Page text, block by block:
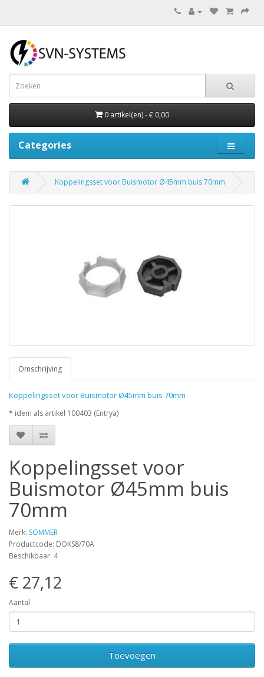
0 artikel(en) - € 0,00
Categories
Koppelingsset voor Buismotor Ø45mm buis 70mm
Omschrijving
Koppelingsset voor Buismotor Ø45mm buis 70mm
* idem als artikel 100403 (Entrya)
Koppelingsset voor
Buismotor Ø45mm buis
70mm
Merk: SOMMER
Productcode: DOKS8/70A
Beschikbaar: 4
€ 27,12
Aantal
Toevoegen